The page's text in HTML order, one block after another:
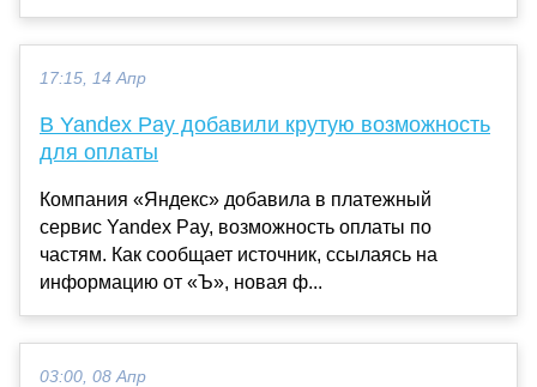
17:15, 14 Апр
В Yandex Pay добавили крутую возможность
для оплаты
Компания «Яндекс» добавила в платежный
сервис Yandex Pay, возможность оплаты по
частям. Как сообщает источник, ссылаясь на
информацию от «Ъ», новая ф...
03:00, 08 Апр